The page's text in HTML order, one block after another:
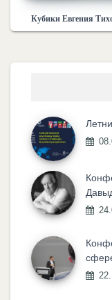
Кубики Евгения